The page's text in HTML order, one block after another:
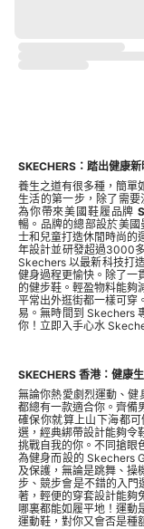
SKECHERS：踏出健康新
養生之道有很多種，簡單
生活的第一步，除了需
為你帶來美國鞋履品牌
暢。品牌的總部設於美
士和兒童打造休閒時尚的
年設計並研發超過3000
Skechers 以最新科技打
健身過程更愉快。除了一
的健步鞋。輕盈物料能夠
平常出外逛街都一樣可穿
易。無時間到 Skechers
你！立即入手心水
SKECHERS 香港：健康
無論你熱愛劇烈運動、
都總有一款適合你。齊備
確保你就算上山下海都
選，經典綁帶設計能夠令
挑戰自我的你。不同搶眼
為健身而設的 Skechers
及保護，無論是跳舞、操
步、競步會是不錯的入門
著，輕便的穿套設計能夠
哪裏都能如履平地！運動
運動鞋，對你又會否是種